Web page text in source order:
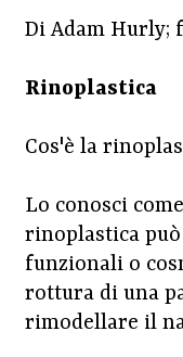
Di Adam Hurly;
Rinoplastica
Cos'è la
Lo conosci
rinoplastica
funzionali o
rottura di una
rimodellare il